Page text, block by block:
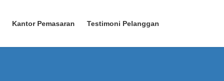
Kantor Pemasaran Testimoni Pelanggan